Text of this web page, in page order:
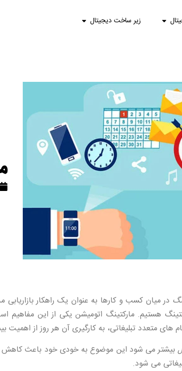
زیر ساخت دیجیتال
در میان کسب و کارها به عنوان یک راهکار
هستیم. مارکتینگ اتومیشن یکی از این مفاهیم
های متعدد تبلیغاتی، به کارگیری آن هر روز از
می شود.